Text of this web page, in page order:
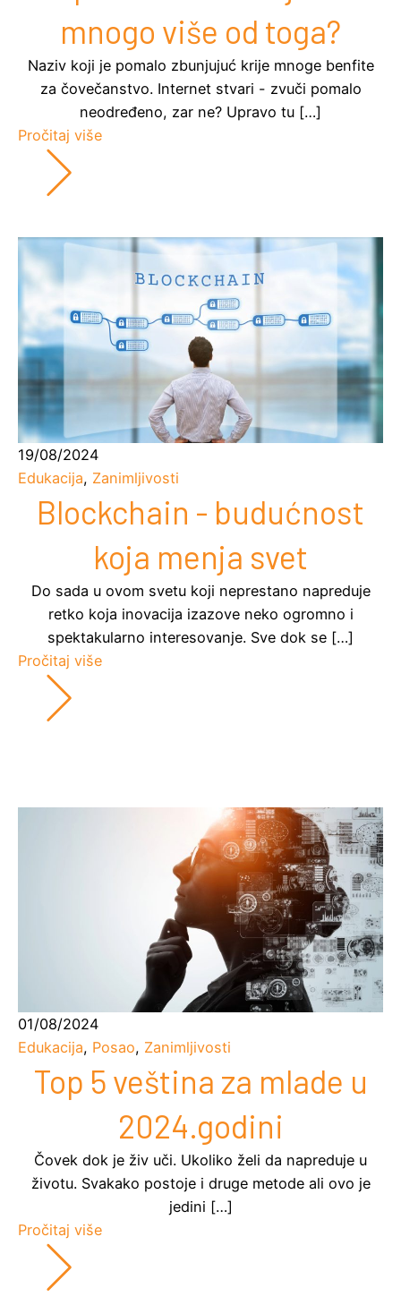
mnogo više od toga?
Naziv koji je pomalo zbunjujuć krije mnoge benfite
za čovečanstvo. Internet stvari - zvuči pomalo
neodređeno, zar ne? Upravo tu […]
Pročitaj više
19/08/2024
Edukacija, Zanimljivosti
Blockchain - budućnost
koja menja svet
Do sada u ovom svetu koji neprestano napreduje
retko koja inovacija izazove neko ogromno i
spektakularno interesovanje. Sve dok se […]
Pročitaj više
01/08/2024
Edukacija, Posao, Zanimljivosti
Top 5 veština za mlade u
2024.godini
Čovek dok je živ uči. Ukoliko želi da napreduje u
životu. Svakako postoje i druge metode ali ovo je
jedini […]
Pročitaj više